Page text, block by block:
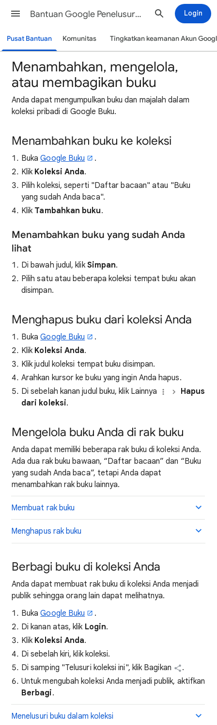
Bantuan Google Penelusuran Login
Pusat Bantuan Komunitas Tingkatkan keamanan Akun
Menambahkan, mengelola,
atau membagikan buku
Anda dapat mengumpulkan buku dan majalah dalam
koleksi pribadi di Google Buku.
Menambahkan buku ke koleksi
BukaGoogle Buku
.
Klik Koleksi Anda.
Pilih koleksi, seperti "Daftar bacaan" atau "Buku
yang sudah Anda baca".
Klik Tambahkan buku.
Menambahkan buku yang sudah Anda
lihat
Di bawah judul, klik Simpan.
Pilih satu atau beberapa koleksi tempat buku akan
disimpan.
Menghapus buku dari koleksi Anda
BukaGoogle Buku
.
Klik Koleksi Anda.
Klik judul koleksi tempat buku disimpan.
Arahkan kursor ke buku yang ingin Anda hapus.
Di sebelah kanan judul buku, klik Lainnya
Hapus
dari koleksi.
Mengelola buku Anda di rak buku
Anda dapat memiliki beberapa rak buku di koleksi Anda.
Ada dua rak buku bawaan, “Daftar bacaan” dan “Buku
yang sudah Anda baca”, tetapi Anda dapat
menambahkan rak buku lainnya.
Membuat rak buku
Menghapus rak buku
Berbagi buku di koleksi Anda
Anda dapat membuat rak buku di koleksi Anda menjadi
publik sehingga orang lain dapat melihatnya.
BukaGoogle Buku
.
Di kanan atas, klik Login.
Klik Koleksi Anda.
Di sebelah kiri, klik koleksi.
Di samping "Telusuri koleksi ini", klik Bagikan
.
Untuk mengubah koleksi Anda menjadi publik, aktifkan
Berbagi.
Menelusuri buku dalam koleksi